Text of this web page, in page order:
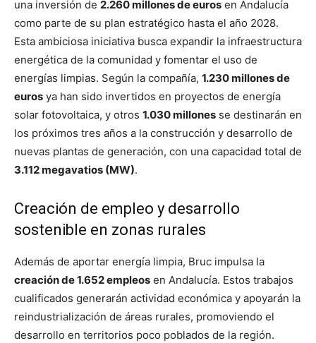
una inversión de 2.260 millones de euros en Andalucía
como parte de su plan estratégico hasta el año 2028.
Esta ambiciosa iniciativa busca expandir la infraestructura
energética de la comunidad y fomentar el uso de
energías limpias. Según la compañía, 1.230 millones de
euros ya han sido invertidos en proyectos de energía
solar fotovoltaica, y otros 1.030 millones se destinarán en
los próximos tres años a la construcción y desarrollo de
nuevas plantas de generación, con una capacidad total de
3.112 megavatios (MW).
Creación de empleo y desarrollo
sostenible en zonas rurales
Además de aportar energía limpia, Bruc impulsa la
creación de 1.652 empleos en Andalucía. Estos trabajos
cualificados generarán actividad económica y apoyarán la
reindustrialización de áreas rurales, promoviendo el
desarrollo en territorios poco poblados de la región.